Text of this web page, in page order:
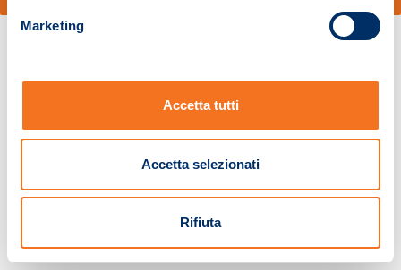
Marketing
Accetta tutti
Accetta selezionati
Rifiuta